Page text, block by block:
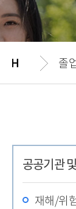
졸
공공기관
재해/위